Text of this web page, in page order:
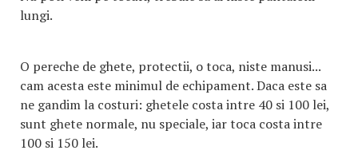
lungi.
O pereche de ghete, protectii, o toca, niste manusi...
cam acesta este minimul de echipament. Daca este sa
ne gandim la costuri: ghetele costa intre 40 si 100 lei,
sunt ghete normale, nu speciale, iar toca costa intre
100 si 150 lei.